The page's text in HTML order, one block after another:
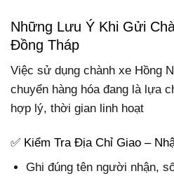
Những Lưu Ý Khi Gửi
Đồng Tháp
Việc sử dụng chành xe Hồng
chuyển hàng hóa đang là lựa
hợp lý, thời gian linh hoạt
✅ Kiểm Tra Địa Chỉ Giao –
Ghi đúng tên người nhận,